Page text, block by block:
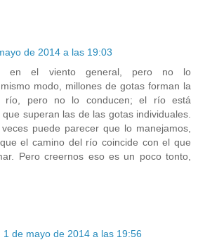
de 2014 a las 19:03
en el viento general, pero no lo
modo, millones de gotas forman la
río, pero no lo conducen; el río está
superan las de las gotas individuales.
puede parecer que lo manejamos,
el camino del río coincide con el que
Pero creernos eso es un poco tonto,
1 de mayo de 2014 a las 19:56